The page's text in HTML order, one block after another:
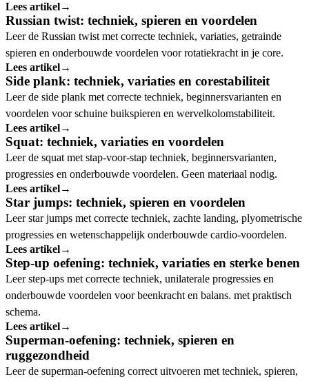
Lees artikel→
Russian twist: techniek, spieren en voordelen
Leer de Russian twist met correcte techniek, variaties, getrainde
spieren en onderbouwde voordelen voor rotatiekracht in je core.
Lees artikel→
Side plank: techniek, variaties en corestabiliteit
Leer de side plank met correcte techniek, beginnersvarianten en
voordelen voor schuine buikspieren en wervelkolomstabiliteit.
Lees artikel→
Squat: techniek, variaties en voordelen
Leer de squat met stap-voor-stap techniek, beginnersvarianten,
progressies en onderbouwde voordelen. Geen materiaal nodig.
Lees artikel→
Star jumps: techniek, spieren en voordelen
Leer star jumps met correcte techniek, zachte landing, plyometrische
progressies en wetenschappelijk onderbouwde cardio-voordelen.
Lees artikel→
Step-up oefening: techniek, variaties en sterke benen
Leer step-ups met correcte techniek, unilaterale progressies en
onderbouwde voordelen voor beenkracht en balans. met praktisch
schema.
Lees artikel→
Superman-oefening: techniek, spieren en
ruggezondheid
Leer de superman-oefening correct uitvoeren met techniek, spieren,